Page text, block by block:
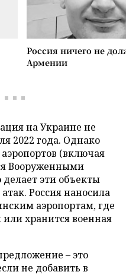
Россия ничего не
Армении
на Украине не
2022 года. Однако
(включая
Вооруженными
эти объекты
Россия наносила
аэропортам, где
или хранится военная
– это
не добавить в